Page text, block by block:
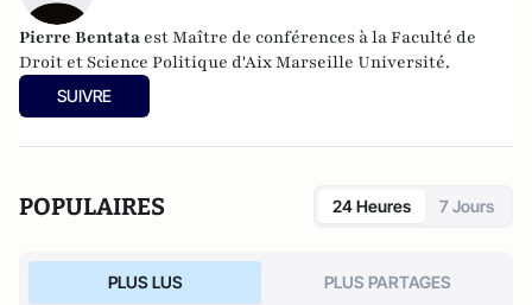
Pierre Bentata est Maître de conférences à la Faculté de
Droit et Science Politique d'Aix Marseille Université.
SUIVRE
POPULAIRES 24 Heures 7 Jours
PLUS LUS PLUS PARTAGES